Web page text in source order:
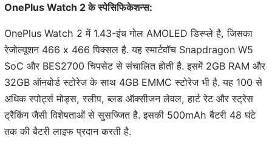
OnePlus Watch 2 के स्पेसिफिकेशन्स:
OnePlus Watch 2 में 1.43-इंच गोल AMOLED डिस्प्ले है, जिसका
रेजोल्यूशन 466 x 466 पिक्सल है. यह स्मार्टवॉच Snapdragon W5
SoC और BES2700 चिपसेट से संचालित होती है. इसमें 2GB RAM और
32GB ऑनबोर्ड स्टोरेज के साथ 4GB EMMC स्टोरेज भी है. यह 100 से
अधिक स्पोर्ट्स मोड्स, स्लीप, ब्लड ऑक्सीजन लेवल, हार्ट रेट और स्ट्रेस
ट्रैकिंग जैसी विशेषताओं से सुसज्जित है. इसकी 500mAh बैटरी 48 घंटे
तक की बैटरी लाइफ प्रदान करती है.